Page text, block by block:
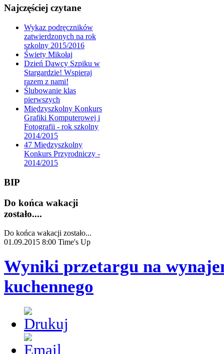
Najczęściej czytane
Wykaz podręczników
zatwierdzonych na rok
szkolny 2015/2016
Świety Mikołaj
Dzień Dawcy Szpiku w
Stargardzie! Wspieraj
razem z nami!
Ślubowanie klas
pierwszych
Międzyszkolny Konkurs
Grafiki Komputerowej i
Fotografii - rok szkolny
2014/2015
47 Międzyszkolny
Konkurs Przyrodniczy -
2014/2015
BIP
Do końca wakacji
zostało....
Do końca wakacji zostało...
01.09.2015 8:00 Time's Up
Wyniki przetargu na
kuchennego